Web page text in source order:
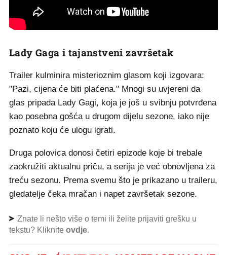
Lady Gaga i tajanstveni završetak
Trailer kulminira misterioznim glasom koji izgovara:
"Pazi, cijena će biti plaćena." Mnogi su uvjereni da
glas pripada Lady Gagi, koja je još u svibnju potvrđena
kao posebna gošća u drugom dijelu sezone, iako nije
poznato koju će ulogu igrati.
Druga polovica donosi četiri epizode koje bi trebale
zaokružiti aktualnu priču, a serija je već obnovljena za
treću sezonu. Prema svemu što je prikazano u traileru,
gledatelje čeka mračan i napet završetak sezone.
Znate li nešto više o temi ili želite prijaviti grešku u
tekstu? Kliknite ovdje.